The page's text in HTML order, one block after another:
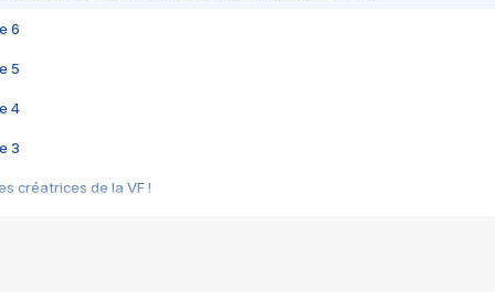
6
5
4
3
créatrices de la VF !